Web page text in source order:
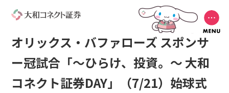
オリックス・バファローズ スポンサ
ー冠試合 「～ひらけ、投資。～ 大和
コネクト証券DAY」（7/21）始球式